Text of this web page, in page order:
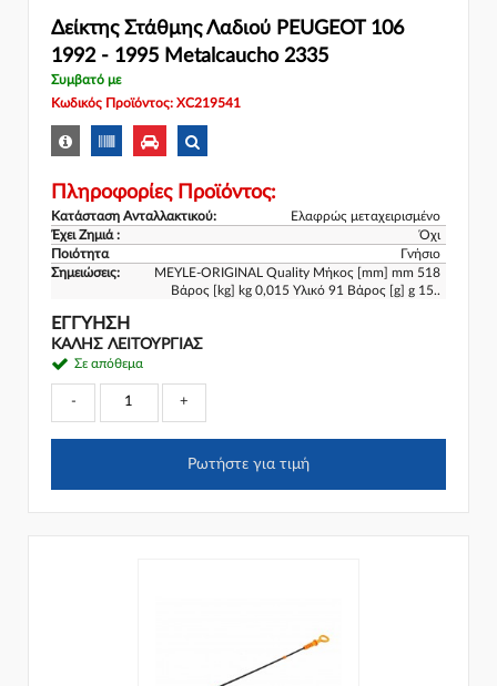
Δείκτης Στάθμης Λαδιού PEUGEOT 106
1992 - 1995 Metalcaucho 2335
Συμβατό με
Κωδικός Προϊόντος: XC219541
Πληροφορίες Προϊόντος:
Κατάσταση Ανταλλακτικού:
Ελαφρώς μεταχειρισμένο
Έχει Ζημιά :
Όχι
Ποιότητα
Γνήσιο
Σημειώσεις:
MEYLE-ORIGINAL Quality Μήκος [mm] mm 518
Βάρος [kg] kg 0,015 Υλικό 91 Βάρος [g] g 15..
ΕΓΓΎΗΣΗ
ΚΑΛΗΣ ΛΕΙΤΟΥΡΓΙΑΣ
Σε απόθεμα
- +
Ρωτήστε για τιμή